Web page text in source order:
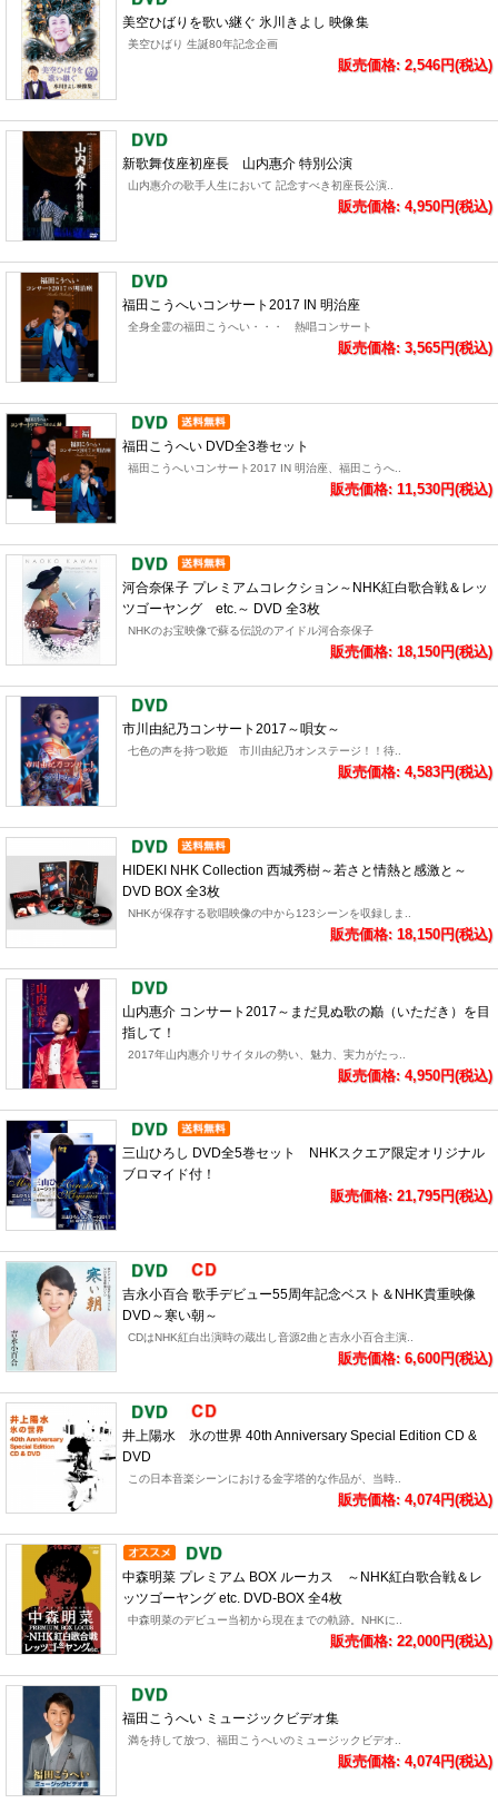
美空ひばりを歌い継ぐ 氷川きよし 映像集
美空ひばり 生誕80年記念企画
販売価格: 2,546円(税込)
新歌舞伎座初座長 山内惠介 特別公演
山内惠介の歌手人生において 記念すべき初座長公演..
販売価格: 4,950円(税込)
福田こうへいコンサート2017 IN 明治座
全身全霊の福田こうへい・・・ 熱唱コンサート
販売価格: 3,565円(税込)
福田こうへい DVD全3巻セット
福田こうへいコンサート2017 IN 明治座、福田こうへ..
販売価格: 11,530円(税込)
河合奈保子 プレミアムコレクション～NHK紅白歌合戦＆レッ
ツゴーヤング etc.～ DVD 全3枚
NHKのお宝映像で蘇る伝説のアイドル河合奈保子
販売価格: 18,150円(税込)
市川由紀乃コンサート2017～唄女～
七色の声を持つ歌姫 市川由紀乃オンステージ！！待..
販売価格: 4,583円(税込)
HIDEKI NHK Collection 西城秀樹～若さと情熱と感激と～
DVD BOX 全3枚
NHKが保存する歌唱映像の中から123シーンを収録しま..
販売価格: 18,150円(税込)
山内惠介 コンサート2017～まだ見ぬ歌の巓（いただき）を目
指して！
2017年山内惠介リサイタルの勢い、魅力、実力がたっ..
販売価格: 4,950円(税込)
三山ひろし DVD全5巻セット NHKスクエア限定オリジナル
ブロマイド付！
販売価格: 21,795円(税込)
吉永小百合 歌手デビュー55周年記念ベスト＆NHK貴重映像
DVD～寒い朝～
CDはNHK紅白出演時の蔵出し音源2曲と吉永小百合主演..
販売価格: 6,600円(税込)
井上陽水 氷の世界 40th Anniversary Special Edition CD &
DVD
この日本音楽シーンにおける金字塔的な作品が、当時..
販売価格: 4,074円(税込)
中森明菜 プレミアム BOX ルーカス ～NHK紅白歌合戦＆レ
ッツゴーヤング etc. DVD-BOX 全4枚
中森明菜のデビュー当初から現在までの軌跡。NHKに..
販売価格: 22,000円(税込)
福田こうへい ミュージックビデオ集
満を持して放つ、福田こうへいのミュージックビデオ..
販売価格: 4,074円(税込)